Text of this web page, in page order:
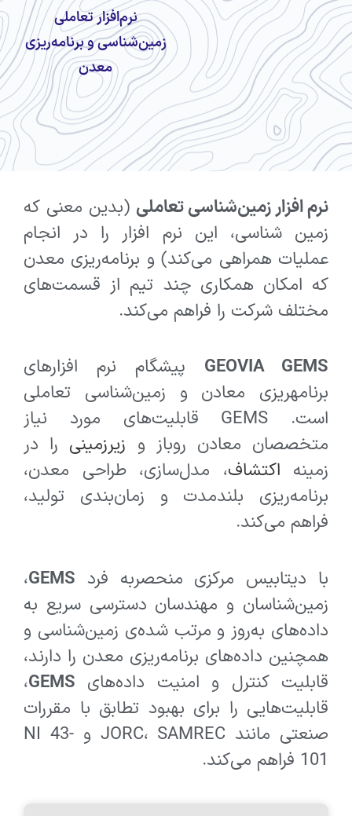
نرم‌افزار تعاملی
زمین‌شناسی و برنامه‌ریزی
معدن
نرم افزار زمین‌شناسی تعاملی (بدین معنی که
زمین شناسی، این نرم افزار را در انجام
عملیات همراهی می‌کند) و برنامه‌ریزی معدن
که امکان همکاری چند تیم از قسمت‌های
مختلف شرکت را فراهم می‌کند.
GEOVIA GEMS پیشگام نرم افزارهای
برنامه‎ریزی معادن و زمین‌شناسی تعاملی
است. GEMS قابلیت‌های مورد نیاز
متخصصان معادن روباز و زیرزمینی را در
زمینه اکتشاف، مدل‌سازی، طراحی معدن،
برنامه‌ریزی بلندمدت و زمان‌بندی تولید،
فراهم می‌کند.
با دیتابیس مرکزی منحصربه ‌فرد GEMS،
زمین‌شناسان و مهندسان دسترسی سریع به
داده‌های به‌روز و مرتب شده‌ی زمین‌شناسی و
همچنین داده‌های برنامه‌ریزی معدن را دارند،
قابلیت کنترل و امنیت داده‌های GEMS،
قابلیت‎‌هایی را برای بهبود تطابق با مقررات
صنعتی مانند JORC، SAMREC و NI 43-
101 فراهم می‌کند.